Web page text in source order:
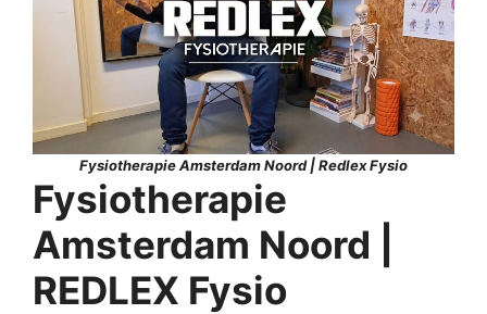
Fysiotherapie Amsterdam Noord | Redlex Fysio
Fysiotherapie
Amsterdam Noord |
REDLEX Fysio